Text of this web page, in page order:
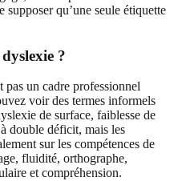
supposer qu’une seule étiquette
?
pas un cadre professionnel
voir des termes informels
de surface, faiblesse de
double déficit, mais les
sur les compétences de
fluidité, orthographe,
et compréhension.